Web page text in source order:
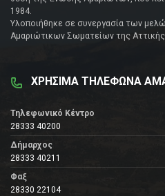
1984.
Υλοποιήθηκε σε συνεργασία των
Αμαριώτικων Σωματείων της
ΧΡΗΣΙΜΑ ΤΗΛΕΦΩΝΑ
Τηλεφωνικό Κέντρο
28333 40200
Δήμαρχος
28333 40211
Φαξ
28330 22104